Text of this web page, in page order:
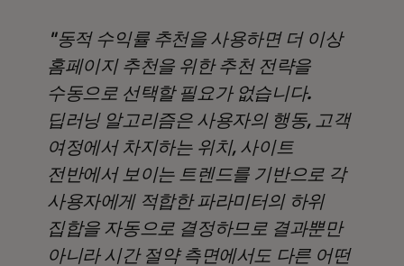
"동적 수익률 추천을 사용하면 더 이상
홈페이지 추천을 위한 추천 전략을
수동으로 선택할 필요가 없습니다.
딥러닝 알고리즘은 사용자의 행동, 고객
여정에서 차지하는 위치, 사이트
전반에서 보이는 트렌드를 기반으로 각
사용자에게 적합한 파라미터의 하위
집합을 자동으로 결정하므로 결과뿐만
아니라 시간 절약 측면에서도 다른 어떤